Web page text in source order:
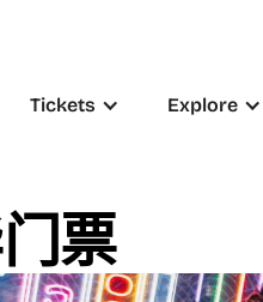
Tickets Explore
票